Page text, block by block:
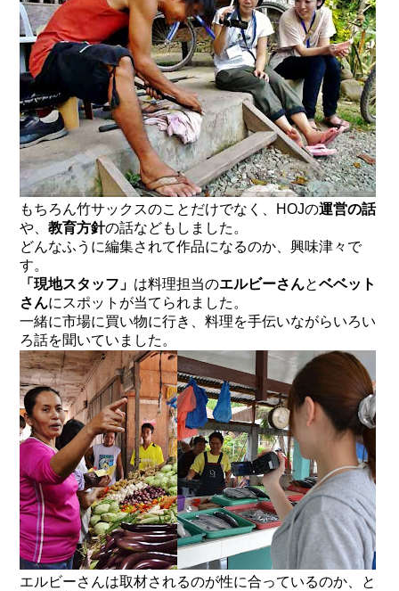
もちろん竹サックスのことだけでなく、HOJの運営の話
や、教育方針の話などもしました。
どんなふうに編集されて作品になるのか、興味津々で
す。
「現地スタッフ」 は料理担当のエルビーさんとベベット
さんにスポットが当てられました。
一緒に市場に買い物に行き、料理を手伝いながらいろい
ろ話を聞いていました。
エルビーさんは取材されるのが性に合っているのか、と